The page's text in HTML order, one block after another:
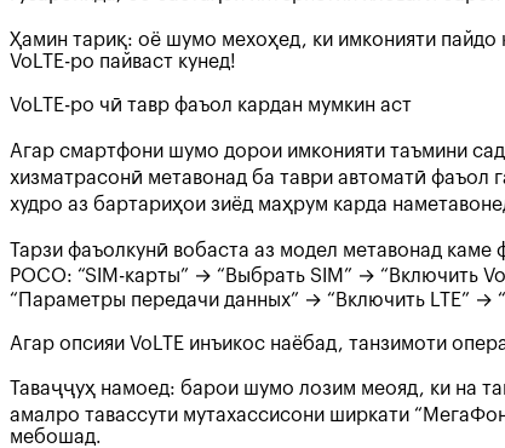
Ҳамин тариқ: оё шумо мехоҳед, ки имконияти
VoLTE-ро пайваст кунед!
VoLTE-ро чӣ тавр фаъол кардан мумкин аст
Агар смартфони шумо дорои имконияти таъмини
хизматрасонӣ метавонад ба таври автоматӣ фаъол
худро аз бартариҳои зиёд маҳрум карда
Тарзи фаъолкунӣ вобаста аз модел метавонад
POCO: “SIM-карты” → “Выбрать SIM” → “Включить
“Параметры передачи данных” → “Включить LTE” →
Агар опсияи VoLTE инъикос наёбад, танзимоти
Таваҷҷуҳ намоед: барои шумо лозим меояд, ки на
амалро тавассути мутахассисони ширкати
мебошад.